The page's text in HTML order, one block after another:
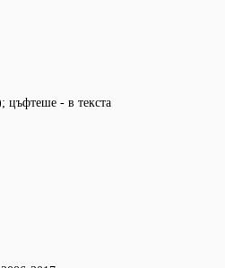
цъфтеше - в текста